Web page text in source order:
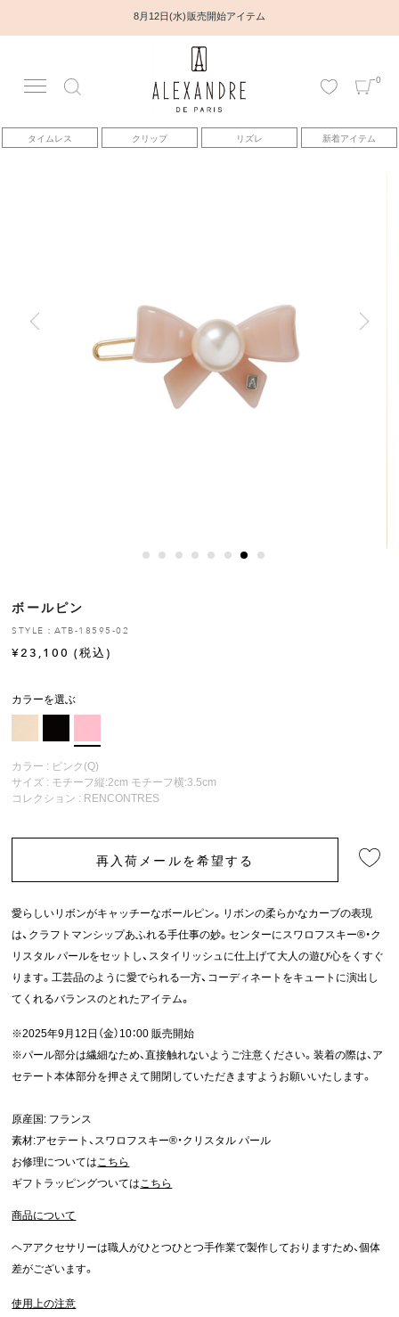
8月12日(水) 販売開始アイテム
0
タイムレス クリップ リズレ 新着アイテム
アカウント
アイテム
トピックス
ヘアアレンジ動画
お修理について
ボールピン
STYLE：ATB-18595-02
¥23,100 (税込)
カラーを選ぶ
カラー : ピンク(Q)
サイズ : モチーフ縦:2cm モチーフ横:3.5cm
コレクション : RENCONTRES
再入荷メールを希望する
愛らしいリボンがキャッチーなボールピン。リボンの柔らかなカーブの表現
は、クラフトマンシップあふれる手仕事の妙。センターにスワロフスキー®・ク
リスタル パールをセットし、スタイリッシュに仕上げて大人の遊び心をくすぐ
ります。工芸品のように愛でられる一方、コーディネートをキュートに演出し
てくれるバランスのとれたアイテム。
※2025年9月12日（金）10：00 販売開始
※パール部分は繊細なため、直接触れないようご注意ください。装着の際は、ア
セテート本体部分を押さえて開閉していただきますようお願いいたします。
原産国: フランス
素材:アセテート、スワロフスキー®・クリスタル パール
お修理についてはこちら
ギフトラッピングついてはこちら
商品について
ヘアアクセサリーは職人がひとつひとつ手作業で製作しておりますため、個体
差がございます。
使用上の注意